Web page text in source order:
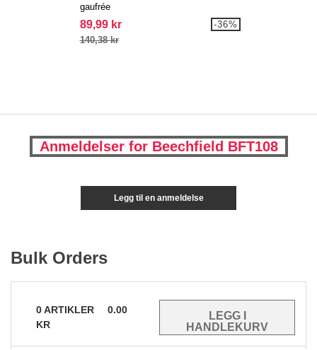
gaufrée
89,99 kr
140,38 kr
-36%
Anmeldelser for Beechfield BFT108
Legg til en anmeldelse
Bulk Orders
0ARTIKLER
0.00
KR